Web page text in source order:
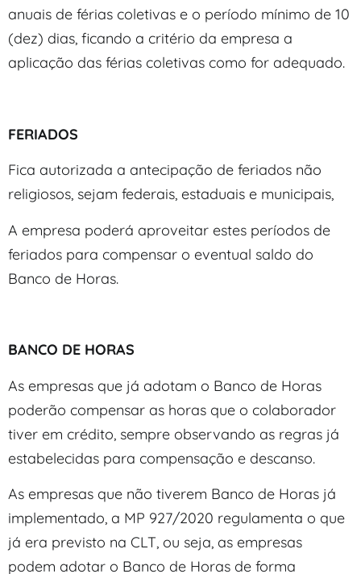
anuais de férias coletivas e o período mínimo de 10
(dez) dias, ficando a critério da empresa a
aplicação das férias coletivas como for adequado.
FERIADOS
Fica autorizada a antecipação de feriados não
religiosos, sejam federais, estaduais e municipais,
A empresa poderá aproveitar estes períodos de
feriados para compensar o eventual saldo do
Banco de Horas.
BANCO DE HORAS
As empresas que já adotam o Banco de Horas
poderão compensar as horas que o colaborador
tiver em crédito, sempre observando as regras já
estabelecidas para compensação e descanso.
As empresas que não tiverem Banco de Horas já
implementado, a MP 927/2020 regulamenta o que
já era previsto na CLT, ou seja, as empresas
podem adotar o Banco de Horas de forma